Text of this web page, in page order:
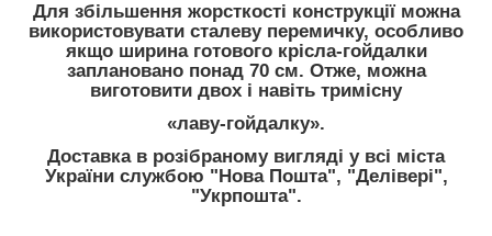
Для збільшення жорсткості конструкції можна
використовувати сталеву перемичку, особливо
якщо ширина готового крісла-гойдалки
заплановано понад 70 см. Отже, можна
виготовити двох і навіть тримісну
«лаву-гойдалку».
Доставка в розібраному вигляді у всі міста
України службою "Нова Пошта", "Делівері",
"Укрпошта".